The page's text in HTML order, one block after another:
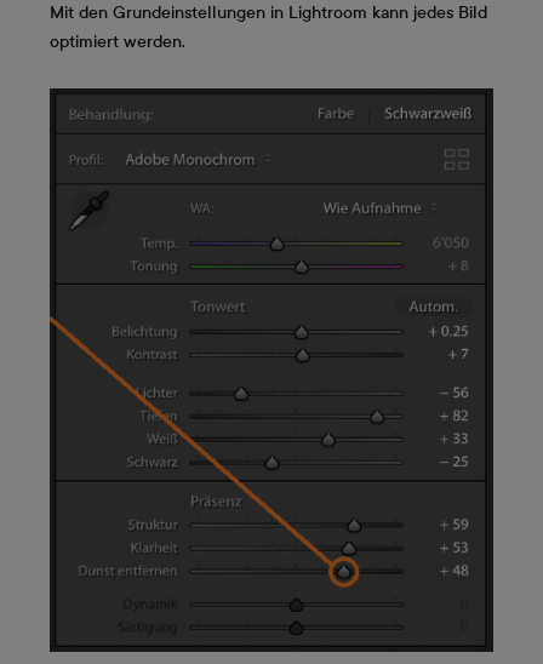
Mit den Grundeinstellungen in Lightroom kann jedes Bild
optimiert werden.